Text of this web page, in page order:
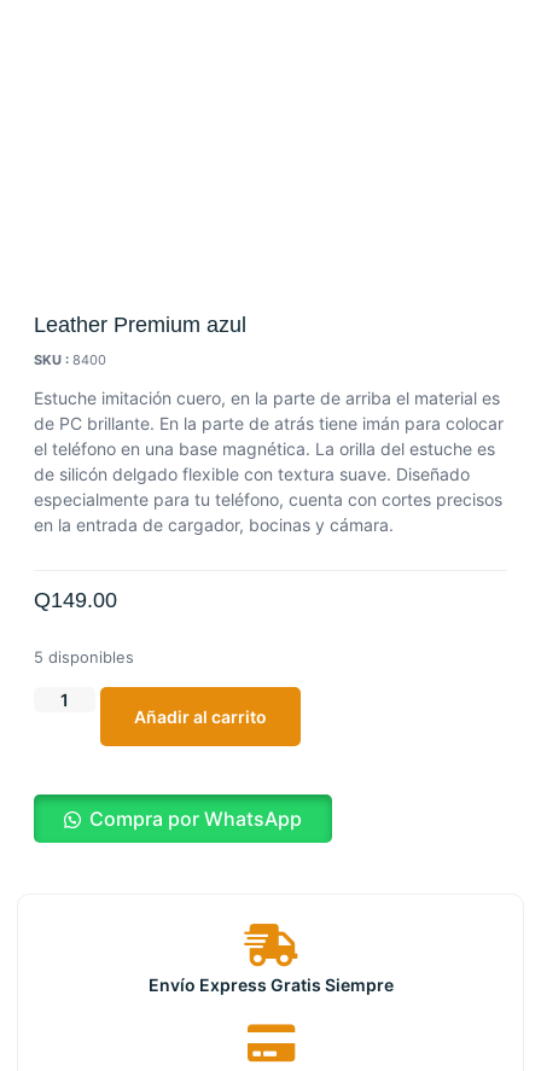
Leather Premium azul
SKU : 8400
Estuche imitación cuero, en la parte de arriba el material es
de PC brillante. En la parte de atrás tiene imán para colocar
el teléfono en una base magnética. La orilla del estuche es
de silicón delgado flexible con textura suave. Diseñado
especialmente para tu teléfono, cuenta con cortes precisos
en la entrada de cargador, bocinas y cámara.
Q149.00
5 disponibles
Añadir al carrito
Compra por WhatsApp
Envío Express Gratis Siempre